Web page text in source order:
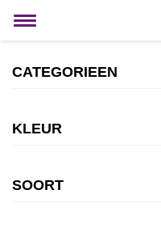
Toggle
CATEGORIEEN
KLEUR
SOORT